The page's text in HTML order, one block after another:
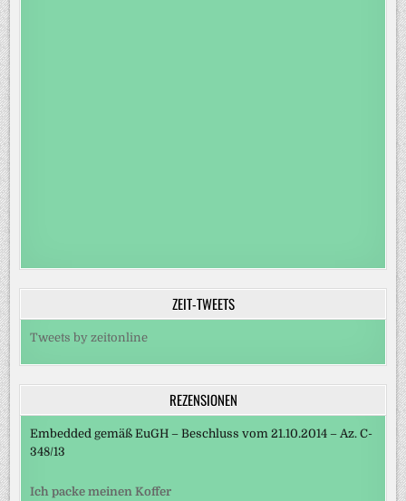
ZEIT-TWEETS
Tweets by zeitonline
REZENSIONEN
Embedded gemäß EuGH – Beschluss vom 21.10.2014 – Az. C-
348/13
Ich packe meinen Koffer